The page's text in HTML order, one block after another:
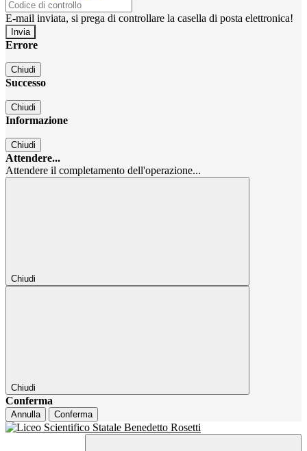
E-mail inviata, si prega di controllare la casella di posta elettronica!
Errore
Chiudi
Successo
Chiudi
Informazione
Chiudi
Attendere...
Attendere il completamento dell'operazione...
Chiudi
Chiudi
Conferma
Annulla Conferma